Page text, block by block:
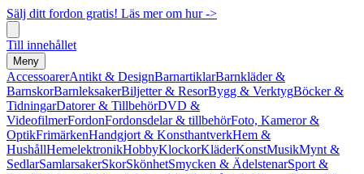
Sälj ditt fordon gratis! Läs mer om hur ->
Till innehållet
Meny
AccessoarerAntikt & DesignBarnartiklarBarnkläder &
BarnskorBarnleksakerBiljetter & ResorBygg & VerktygBöcker &
TidningarDatorer & TillbehörDVD &
VideofilmerFordonFordonsdelar & tillbehörFoto, Kameror &
OptikFrimärkenHandgjort & KonsthantverkHem &
HushållHemelektronikHobbyKlockorKläderKonstMusikMynt &
SedlarSamlarsakerSkorSkönhetSmycken & ÄdelstenarSport &